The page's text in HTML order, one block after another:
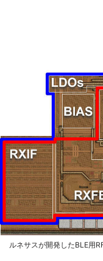
ルネサスが開発したBLE用